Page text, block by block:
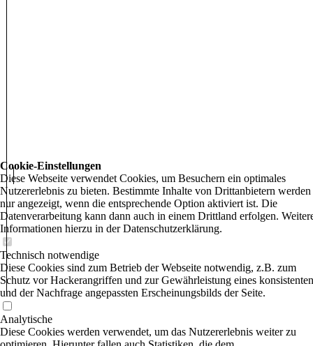
Cookie-Einstellungen
Diese Webseite verwendet Cookies, um Besuchern ein optimales
Nutzererlebnis zu bieten. Bestimmte Inhalte von Drittanbietern werden
nur angezeigt, wenn die entsprechende Option aktiviert ist. Die
Datenverarbeitung kann dann auch in einem Drittland erfolgen.
Informationen hierzu in der Datenschutzerklärung.
Technisch notwendige
Diese Cookies sind zum Betrieb der Webseite notwendig, z.B. zum
Schutz vor Hackerangriffen und zur Gewährleistung eines konsistenten
und der Nachfrage angepassten Erscheinungsbilds der Seite.
Analytische
Diese Cookies werden verwendet, um das Nutzererlebnis weiter zu